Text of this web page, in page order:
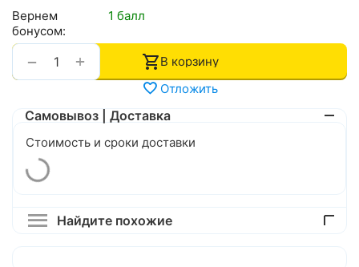
Вернем
бонусом:
1 балл
+
−
В корзину
Отложить
Самовывоз | Доставка
Стоимость и сроки доставки
Найдите похожие